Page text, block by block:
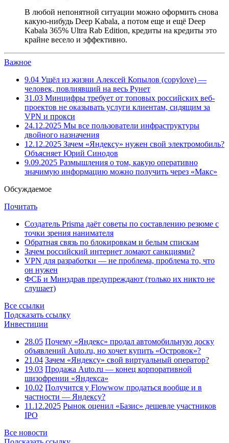
В любой непонятной ситуации можно оформить снова
какую-нибудь Deep Kabala, а потом еще и ещё Deep
Kabala 365% Ultra Rab Edition, кредиты на кредиты это
крайне весело и эффективно.
Важное
9.04 Ушёл из жизни Алексей Копылов (copylove) —
человек, повлиявший на весь Рунет
31.03 Минцифры требует от топовых российских веб-
проектов не оказывать услуги клиентам, сидящим за
VPN и прокси
24.12.2025 Мы все пользователи инфраструктуры
двойного назначения
12.12.2025 Зачем «Яндексу» нужен свой электромобиль?
Объясняет Юрий Синодов
9.09.2025 Размышления о том, какую оперативно
значимую информацию можно получить через «Макс»
Обсуждаемое
Почитать
Создатель Prisma даёт советы по составлению резюме с
точки зрения нанимателя
Обратная связь по блокировкам и белым спискам
Зачем российский интернет ломают санкциями?
VPN для разработки — не проблема, проблема то, что
он нужен
ФСБ и Минздрав предупреждают (только их никто не
слушает)
Все ссылки
Подсказать ссылку
Инвестиции
28.05 Почему «Яндекс» продал автомобильную доску
объявлений Auto.ru, но хочет купить «Островок»?
21.04 Зачем «Яндексу» свой виртуальный оператор?
19.03 Продажа Auto.ru — конец корпоративной
шизофрении «Яндекса»
10.02 Получится у Flowwow продаться вообще и в
частности — Яндексу?
11.12.2025 Рынок оценил «Базис» дешевле участников
IPO
Все новости